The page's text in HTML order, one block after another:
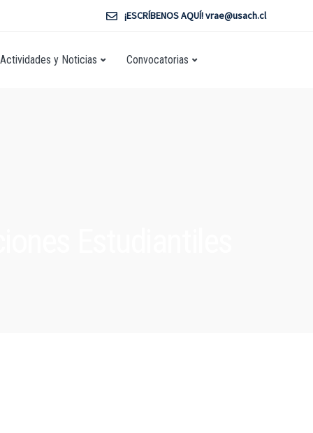
¡ESCRÍBENOS AQUÍ! vrae@usach.cl
Actividades y Noticias Convocatorias